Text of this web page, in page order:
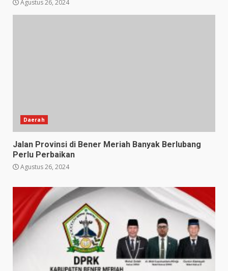
Agustus 26, 2024
Daerah
Jalan Provinsi di Bener Meriah Banyak Berlubang
Perlu Perbaikan
Agustus 26, 2024